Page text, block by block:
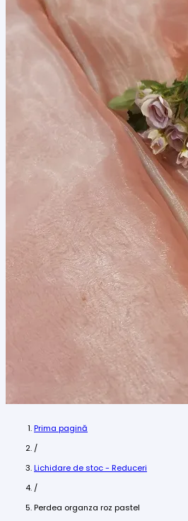
Prima pagină
/
Lichidare de stoc - Reduceri
/
Perdea organza roz pastel